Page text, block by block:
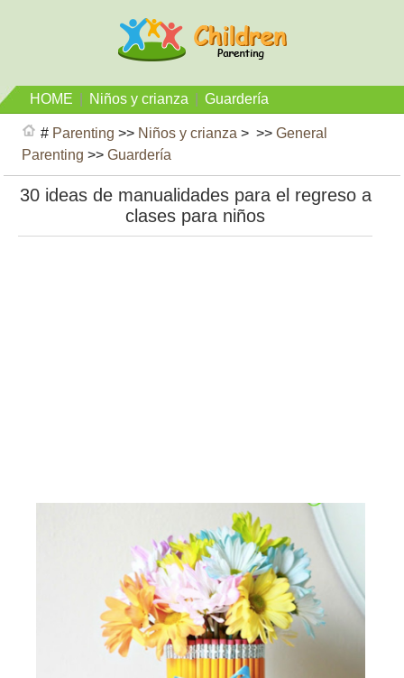
HOME Niños y crianza Guardería
# Parenting >> Niños y crianza > >>General
Parenting >>Guardería
30 ideas de manualidades para el regreso a
clases para niños